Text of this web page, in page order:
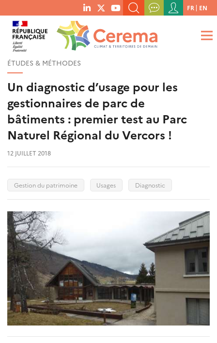
menu
social
links
RECHERCHER UN MOT-CLÉ, UNE PUBLICATION, ETC.
QUE RECHERCHEZ-VOUS ?
Menu
du
compte
de
FR EN
ÉTUDES & MÉTHODES
Un diagnostic d’usage pour les
gestionnaires de parc de
bâtiments : premier test au Parc
Naturel Régional du Vercors !
12 JUILLET 2018
Gestion du patrimoine Usages Diagnostic